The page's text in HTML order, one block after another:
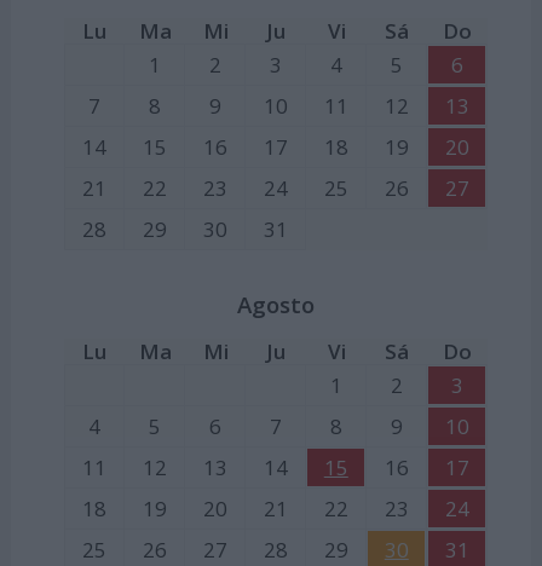
Lu Ma Mi Ju Vi Sá
Do
1
2 3 4 5
6
7
8 9 10 11 12
13
14
15 16 17 18 19
20
21
22 23 24 25 26
27
28
29 30 31
Agosto
Lu Ma Mi Ju Vi Sá
Do
1
2
3
4
5 6 7 8 9
10
11
12 13 14 15 16
17
18
19 20 21 22 23
24
25
26 27 28 29 30 31